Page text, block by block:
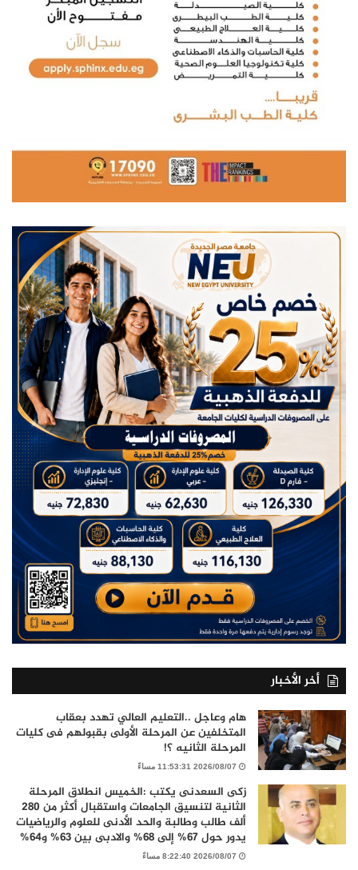
أخر الأخبار
هام وعاجل ..التعليم العالي تهدد بعقاب
المتخلفين عن المرحلة الأولى بقبولهم فى كليات
المرحلة الثانيه ؟!
2026/08/07 11:53:31 مساءً
زكى السعدنى يكتب :الخميس انطلاق المرحلة
الثانية لتنسيق الجامعات واستقبال أكثر من 280
ألف طالب وطالبة والحد الأدنى للعلوم والرياضيات
يدور حول 67% إلى 68% والادبى بين 63% و64%
2026/08/07 8:22:40 مساءً